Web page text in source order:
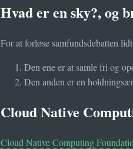
Hvad er en sky?, og
For at forløse samfundsdebatten
Den ene er at samle fri og
Den anden er en
Cloud Native
Cloud Native Computing